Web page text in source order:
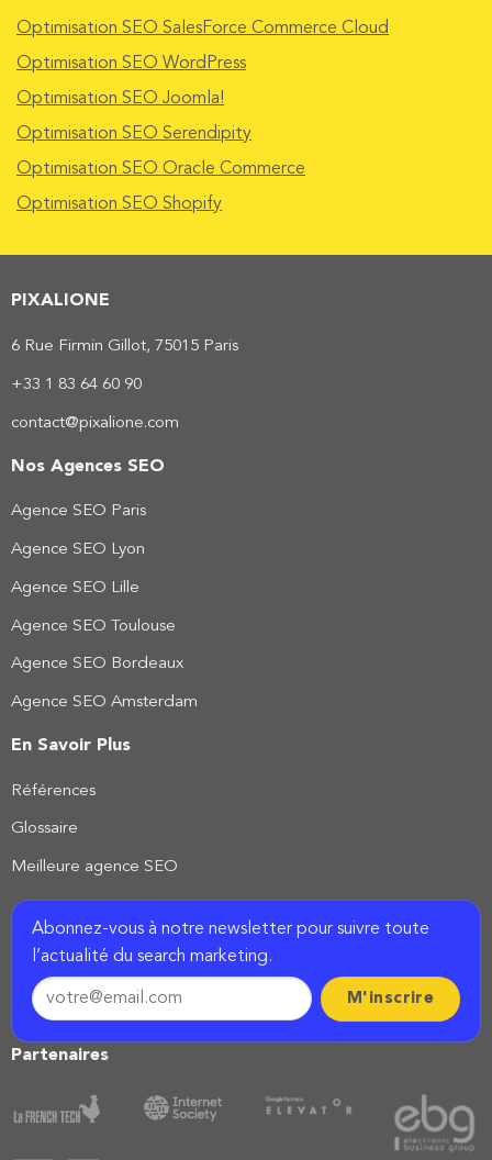
Optimisation SEO SalesForce Commerce Cloud
Optimisation SEO WordPress
Optimisation SEO Joomla!
Optimisation SEO Serendipity
Optimisation SEO Oracle Commerce
Optimisation SEO Shopify
PIXALIONE
6 Rue Firmin Gillot, 75015 Paris
+33 1 83 64 60 90
contact@pixalione.com
Nos Agences SEO
Agence SEO Paris
Agence SEO Lyon
Agence SEO Lille
Agence SEO Toulouse
Agence SEO Bordeaux
Agence SEO Amsterdam
En Savoir Plus
Références
Glossaire
Meilleure agence SEO
Abonnez-vous à notre newsletter pour suivre toute
l’actualité du search marketing.
Partenaires